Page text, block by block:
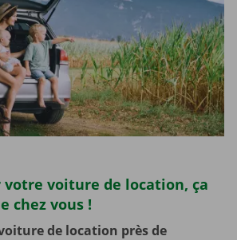
votre voiture de location, ça
chez vous !
de location près de